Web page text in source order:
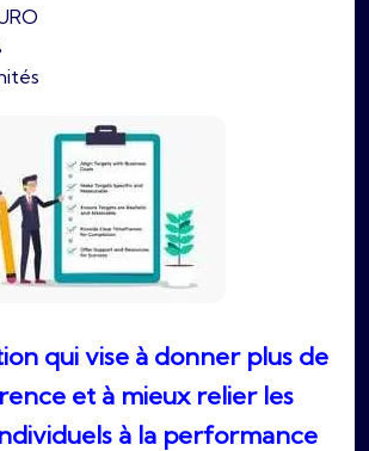
qui vise à donner plus de
et à mieux relier les
à la performance